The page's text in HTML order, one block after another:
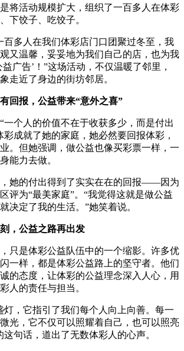
将活动规模扩大，组织了一百多人在体彩
下饺子、吃饺子。
百多人在我们体彩店门口团聚过冬至，我
又温馨，妥妥地为我们自己的店，也为我
广告’！”这场活动，不仅温暖了邻里，
走近了身边的街坊邻居。
回报，公益带来“意外之喜”
一个人的价值不在于收获多少，而是付出
彩成就了她的家庭，她必然要回报体彩，
。但她强调，做公益也像买彩票一样，一
能力去做。
她的付出得到了实实在在的回报——因为
评为“最美家庭”。“我觉得这就是做公益
决定了我的生活。”她笑着说。
，公益之路再出发
只是体彩公益队伍中的一个缩影。许多优
一样，都是体彩公益路上的坚守者。他们
的态度，让体彩的公益理念深入人心，用
人的责任与担当。
灯，它指引了我们每个人向上向善。每一
光，它不仅可以照耀着自己，也可以照亮
这句话，道出了无数体彩人的心声。